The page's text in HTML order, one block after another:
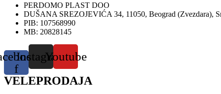
PERDOMO PLAST DOO
DUŠANA SREZOJEVIĆA 34, 11050, Beograd (Zvezdara),
PIB: 107568990
MB: 20828145
f
InstagramYoutube
VELEPRODAJA